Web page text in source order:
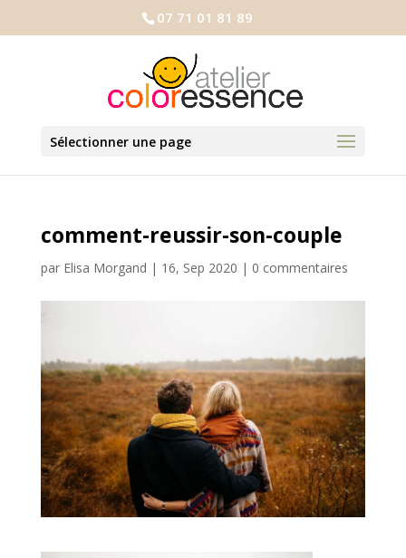
07 71 01 81 89
Sélectionner une page
comment-reussir-son-couple
par Elisa Morgand | 16, Sep 2020 | 0 commentaires